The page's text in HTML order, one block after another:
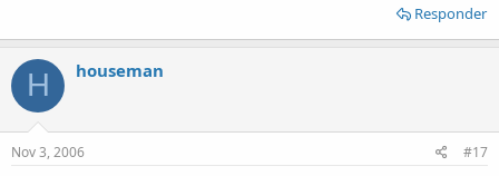
Responder
H houseman
Nov 3, 2006 #17